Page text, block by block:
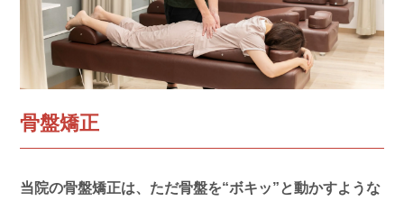
骨盤矯正
当院の骨盤矯正は、ただ骨盤を“ボキッ”と動かすような